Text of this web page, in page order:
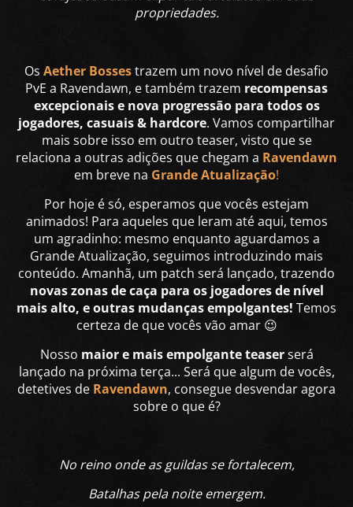
propriedades.
Os Aether Bossestrazem um novo nível de desafio
PvE a Ravendawn, e também trazem recompensas
excepcionais e nova progressão para todos os
jogadores, casuais & hardcore. Vamos compartilhar
mais sobre isso em outro teaser, visto que se
relaciona a outras adições que chegam a Ravendawn
em breve na Grande Atualização!
Por hoje é só, esperamos que vocês estejam
animados! Para aqueles que leram até aqui, temos
um agradinho: mesmo enquanto aguardamos a
Grande Atualização, seguimos introduzindo mais
conteúdo. Amanhã, um patch será lançado, trazendo
novas zonas de caça para os jogadores de nível
mais alto, e outras mudanças empolgantes! Temos
certeza de que vocês vão amar 😉
Nosso maior e mais empolgante teaserserá
lançado na próxima terça... Será que algum de vocês,
detetives de Ravendawn, consegue desvendar agora
sobre o que é?
No reino onde as guildas se fortalecem,
Batalhas pela noite emergem.